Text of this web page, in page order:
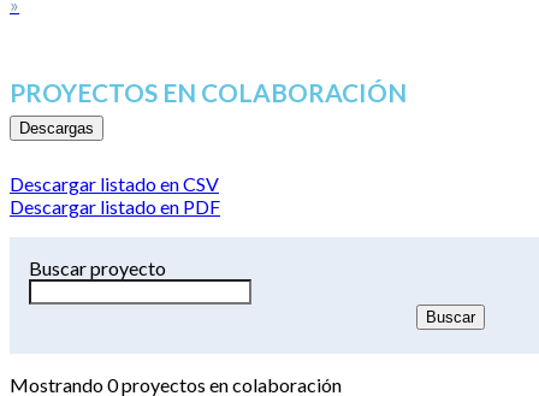
PROYECTOS EN COLABORACIÓN
Descargas
Descargar listado en CSV
Descargar listado en PDF
Buscar proyecto
Mostrando0proyectos en colaboración